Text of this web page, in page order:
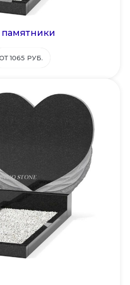
1065 РУБ.